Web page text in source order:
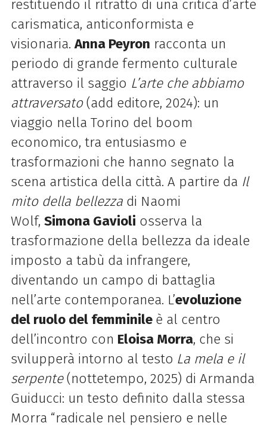
restituendo il ritratto di una critica d’arte
carismatica, anticonformista e
visionaria.Anna Peyron racconta un
periodo di grande fermento culturale
attraverso il saggio L’arte che abbiamo
attraversato(add editore, 2024): un
viaggio nella Torino del boom
economico, tra entusiasmo e
trasformazioni che hanno segnato la
scena artistica della città. A partire da Il
mito della bellezzadi Naomi
Wolf, Simona Gavioli osserva la
trasformazione della bellezza da ideale
imposto a tabù da infrangere,
diventando un campo di battaglia
nell’arte contemporanea. L’evoluzione
del ruolo del femminile è al centro
dell’incontro con Eloisa Morra, che si
svilupperà intorno al testo La mela e il
serpente(nottetempo, 2025) di Armanda
Guiducci: un testo definito dalla stessa
Morra “radicale nel pensiero e nelle